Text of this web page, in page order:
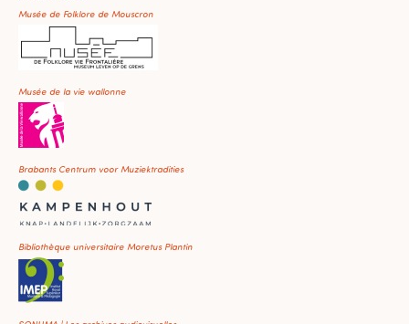
Musée de Folklore de Mouscron
Musée de la vie wallonne
Brabants Centrum voor Muziektradities
Bibliothèque universitaire Moretus Plantin